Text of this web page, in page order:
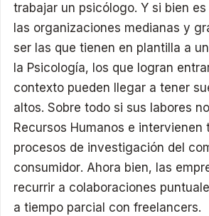
trabajar un psicólogo. Y si bien
las organizaciones medianas y
ser las que tienen en plantilla a
la Psicología, los que logran
contexto pueden llegar a tener
altos. Sobre todo si sus labores
Recursos Humanos e intervienen
procesos de investigación del
consumidor. Ahora bien, las
recurrir a colaboraciones
a tiempo parcial con freelancers.